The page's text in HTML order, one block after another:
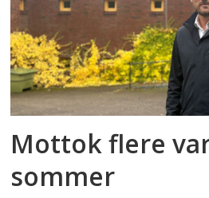
Mottok flere
sommer